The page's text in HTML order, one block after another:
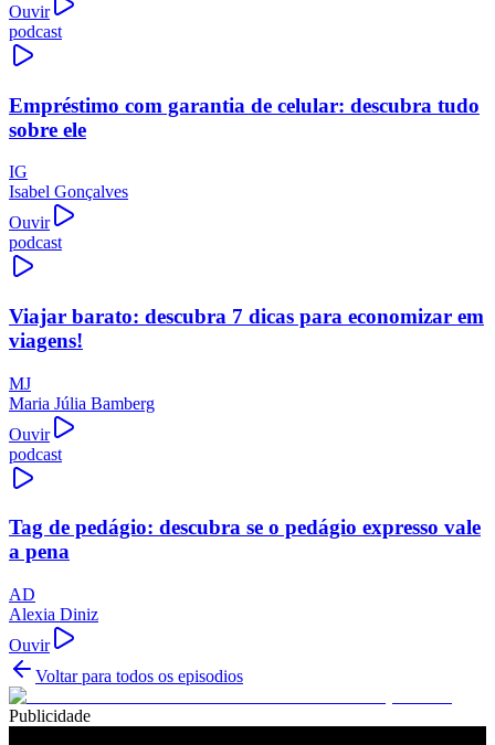
Ouvir
podcast
Empréstimo com garantia de celular: descubra tudo
sobre ele
IG
Isabel Gonçalves
Ouvir
podcast
Viajar barato: descubra 7 dicas para economizar em
viagens!
MJ
Maria Júlia Bamberg
Ouvir
podcast
Tag de pedágio: descubra se o pedágio expresso vale
a pena
AD
Alexia Diniz
Ouvir
Voltar para todos os episodios
Publicidade